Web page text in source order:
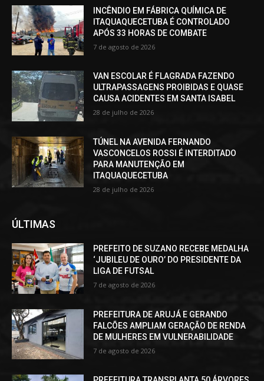
INCÊNDIO EM FÁBRICA QUÍMICA DE
ITAQUAQUECETUBA É CONTROLADO
APÓS 33 HORAS DE COMBATE
7 de agosto de 2026
VAN ESCOLAR É FLAGRADA FAZENDO
ULTRAPASSAGENS PROIBIDAS E QUASE
CAUSA ACIDENTES EM SANTA ISABEL
28 de julho de 2026
TÚNEL NA AVENIDA FERNANDO
VASCONCELOS ROSSI É INTERDITADO
PARA MANUTENÇÃO EM
ITAQUAQUECETUBA
28 de julho de 2026
ÚLTIMAS
PREFEITO DE SUZANO RECEBE MEDALHA
‘JUBILEU DE OURO’ DO PRESIDENTE DA
LIGA DE FUTSAL
7 de agosto de 2026
PREFEITURA DE ARUJÁ E GERANDO
FALCÕES AMPLIAM GERAÇÃO DE RENDA
DE MULHERES EM VULNERABILIDADE
7 de agosto de 2026